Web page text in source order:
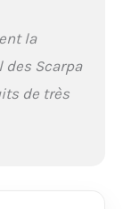
la
Scarpa
de très